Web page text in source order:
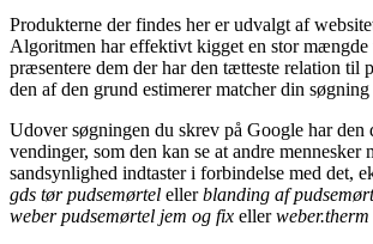
Produkterne der findes her er udvalgt af
Algoritmen har effektivt kigget en stor
præsentere dem der har den tætteste relation til
den af den grund estimerer matcher din søgning
Udover søgningen du skrev på Google har den
vendinger, som den kan se at andre mennesker
sandsynlighed indtaster i forbindelse med det,
gds tør pudsemørtel ellerblanding af
weber pudsemørtel jem og fix eller